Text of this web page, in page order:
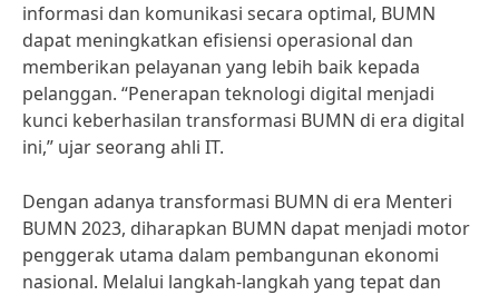
informasi dan komunikasi secara optimal, BUMN
dapat meningkatkan efisiensi operasional dan
memberikan pelayanan yang lebih baik kepada
pelanggan. “Penerapan teknologi digital menjadi
kunci keberhasilan transformasi BUMN di era digital
ini,” ujar seorang ahli IT.
Dengan adanya transformasi BUMN di era Menteri
BUMN 2023, diharapkan BUMN dapat menjadi motor
penggerak utama dalam pembangunan ekonomi
nasional. Melalui langkah-langkah yang tepat dan